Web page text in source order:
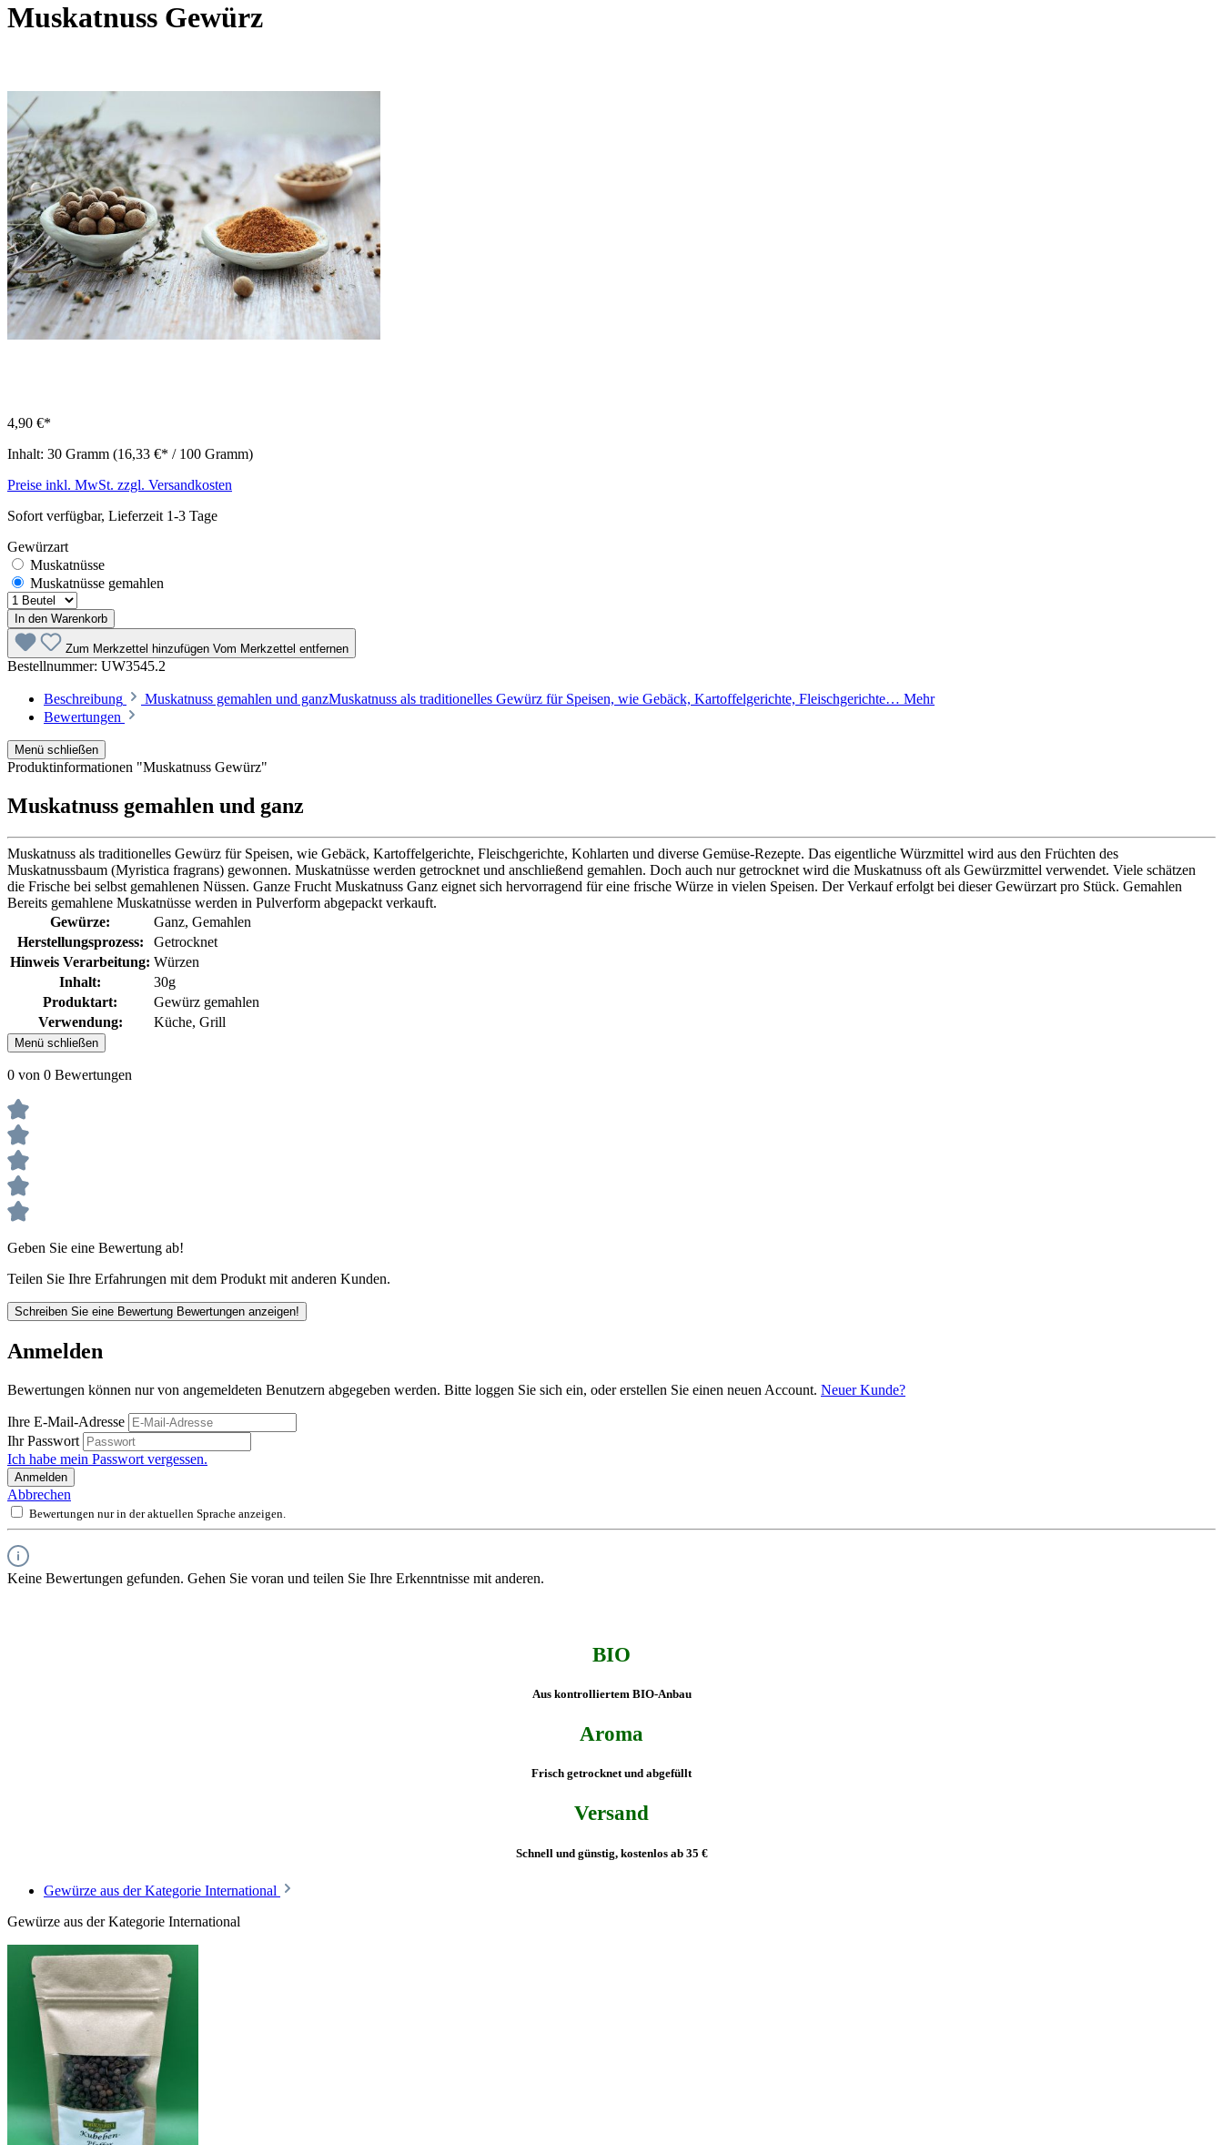
Muskatnuss Gewürz
4,90 €*
Inhalt: 30 Gramm (16,33 €* / 100 Gramm)
Preise inkl. MwSt. zzgl. Versandkosten
Sofort verfügbar, Lieferzeit 1-3 Tage
Gewürzart
Muskatnüsse
Muskatnüsse gemahlen
In den Warenkorb
Zum Merkzettel hinzufügen Vom Merkzettel entfernen
Bestellnummer: UW3545.2
Beschreibung Muskatnuss gemahlen und ganzMuskatnuss als traditionelles Gewürz für Speisen, wie Gebäck, Kartoffelgerichte, Fleischgerichte… Mehr
Bewertungen
Menü schließen
Produktinformationen "Muskatnuss Gewürz"
Muskatnuss gemahlen und ganz
Muskatnuss als traditionelles Gewürz für Speisen, wie Gebäck, Kartoffelgerichte, Fleischgerichte, Kohlarten und diverse Gemüse-Rezepte. Das eigentliche Würzmittel wird aus den Früchten des
Muskatnussbaum (Myristica fragrans) gewonnen. Muskatnüsse werden getrocknet und anschließend gemahlen. Doch auch nur getrocknet wird die Muskatnuss oft als Gewürzmittel verwendet. Viele schätzen
die Frische bei selbst gemahlenen Nüssen. Ganze Frucht Muskatnuss Ganz eignet sich hervorragend für eine frische Würze in vielen Speisen. Der Verkauf erfolgt bei dieser Gewürzart pro Stück. Gemahlen
Bereits gemahlene Muskatnüsse werden in Pulverform abgepackt verkauft.
Gewürze:
Ganz, Gemahlen
Herstellungsprozess:
Getrocknet
Hinweis Verarbeitung: Würzen
Inhalt:
30g
Produktart:
Gewürz gemahlen
Verwendung:
Küche, Grill
Menü schließen
0 von 0 Bewertungen
Geben Sie eine Bewertung ab!
Teilen Sie Ihre Erfahrungen mit dem Produkt mit anderen Kunden.
Schreiben Sie eine Bewertung Bewertungen anzeigen!
Anmelden
Bewertungen können nur von angemeldeten Benutzern abgegeben werden. Bitte loggen Sie sich ein, oder erstellen Sie einen neuen Account. Neuer Kunde?
Ihre E-Mail-Adresse
Ihr Passwort
Ich habe mein Passwort vergessen.
Anmelden
Abbrechen
Bewertungen nur in der aktuellen Sprache anzeigen.
Keine Bewertungen gefunden. Gehen Sie voran und teilen Sie Ihre Erkenntnisse mit anderen.
BIO
Aus kontrolliertem BIO-Anbau
Aroma
Frisch getrocknet und abgefüllt
Versand
Schnell und günstig, kostenlos ab 35 €
Gewürze aus der Kategorie International
Gewürze aus der Kategorie International